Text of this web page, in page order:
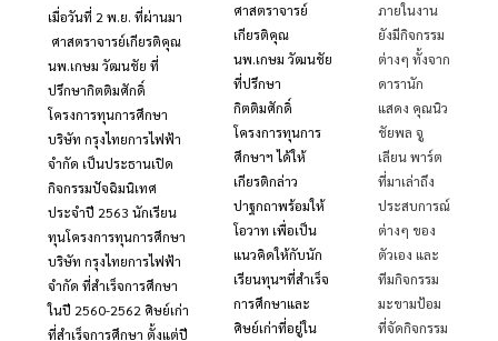
เมื่อวันที่ 2 พ.ย. ที่ผ่านมา
ศาสตราจารย์เกียรติคุณ
นพ.เกษม วัฒนชัย ที่
ปรึกษากิตติมศักดิ์
โครงการทุนการศึกษา
บริษัท กรุงไทยการไฟฟ้า
จำกัด เป็นประธานเปิด
กิจกรรมปัจฉิมนิเทศ
ประจำปี 2563 นักเรียน
ทุนโครงการทุนการศึกษา
บริษัท กรุงไทยการไฟฟ้า
จำกัด ที่สำเร็จการศึกษา
ในปี 2560-2562 ศิษย์เก่า
ที่สำเร็จการศึกษา ตั้งแต่ปี
ศาสตราจารย์
เกียรติคุณ
นพ.เกษม วัฒนชัย
ที่ปรึกษา
กิตติมศักดิ์
โครงการทุนการ
ศึกษาฯ ได้ให้
เกียรติกล่าว
ปาฐกถาพร้อมให้
โอวาท เพื่อเป็น
แนวคิดให้กับนัก
เรียนทุนฯที่สำเร็จ
การศึกษาและ
ศิษย์เก่าที่อยู่ใน
ภายในงาน
ยังมีกิจกรรม
ต่างๆ ทั้งจาก
ดารานัก
แสดง คุณนิว
ชัยพล จู
เลียน พาร์ต
ที่มาเล่าถึง
ประสบการณ์
ต่างๆ ของ
ตัวเอง และ
ทีมกิจกรรม
มะขามป้อม
ที่จัดกิจกรรม